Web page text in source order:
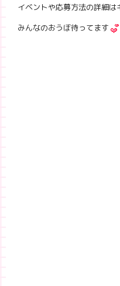
イベントや応募方法の詳細
みんなのおうぼ待ってます